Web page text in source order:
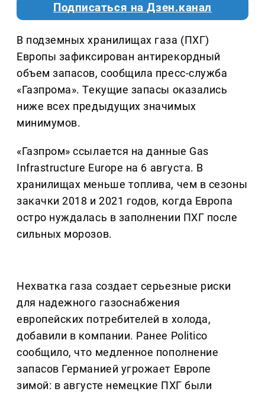
Подписаться на Дзен.канал
В подземных хранилищах газа (ПХГ)
Европы зафиксирован антирекордный
объем запасов, сообщила пресс-служба
«Газпрома». Текущие запасы оказались
ниже всех предыдущих значимых
минимумов.
«Газпром» ссылается на данные Gas
Infrastructure Europe на 6 августа. В
хранилищах меньше топлива, чем в сезоны
закачки 2018 и 2021 годов, когда Европа
остро нуждалась в заполнении ПХГ после
сильных морозов.
Нехватка газа создает серьезные риски
для надежного газоснабжения
европейских потребителей в холода,
добавили в компании. Ранее Politico
сообщило, что медленное пополнение
запасов Германией угрожает Европе
зимой: в августе немецкие ПХГ были